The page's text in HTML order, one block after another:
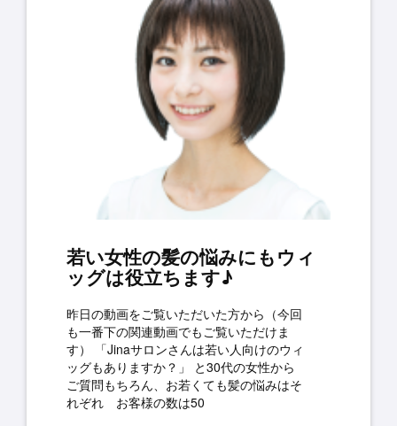
若い女性の髪の悩みにもウィ
ッグは役立ちます♪
昨日の動画をご覧いただいた方から（今回
も一番下の関連動画でもご覧いただけま
す） 「Jinaサロンさんは若い人向けのウィ
ッグもありますか？」 と30代の女性から
ご質問もちろん、お若くても髪の悩みはそ
れぞれ お客様の数は50